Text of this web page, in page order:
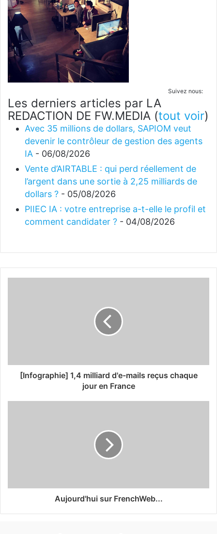
Suivez nous:
Les derniers articles par LA
REDACTION DE FW.MEDIA (tout voir)
Avec 35 millions de dollars, SAPIOM veut
devenir le contrôleur de gestion des agents
IA - 06/08/2026
Vente d’AIRTABLE : qui perd réellement de
l’argent dans une sortie à 2,25 milliards de
dollars ? - 05/08/2026
PIIEC IA : votre entreprise a-t-elle le profil et
comment candidater ? - 04/08/2026
[Infographie] 1,4 milliard d'e-mails reçus chaque
jour en France
Aujourd'hui sur FrenchWeb...